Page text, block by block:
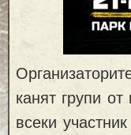
канят групи
всеки